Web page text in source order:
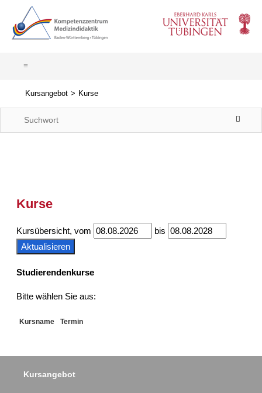
Kursangebot Kurse
Kurse
Kursübersicht, vom bis
Studierendenkurse
Bitte wählen Sie aus:
Kursname Termin
Kursangebot